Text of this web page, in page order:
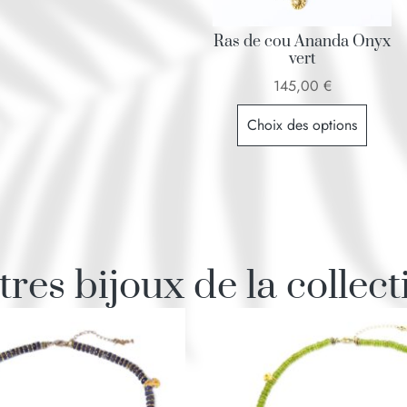
Ras de cou Ananda Onyx
vert
145,00 €
Choix des options
bijoux de la